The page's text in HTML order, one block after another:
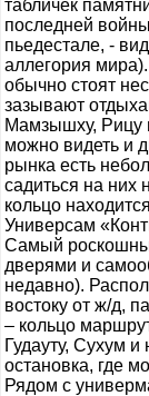
табличек
последней
пьедестале, ‑
аллегория
обычно стоят
зазывают
Мамзышху, Рицу
можно видеть и
рынка есть
садиться на них
кольцо
Универсам
Самый
дверями и
недавно).
востоку от ж/д,
– кольцо
Гудауту, Сухум
остановка, где
Рядом с